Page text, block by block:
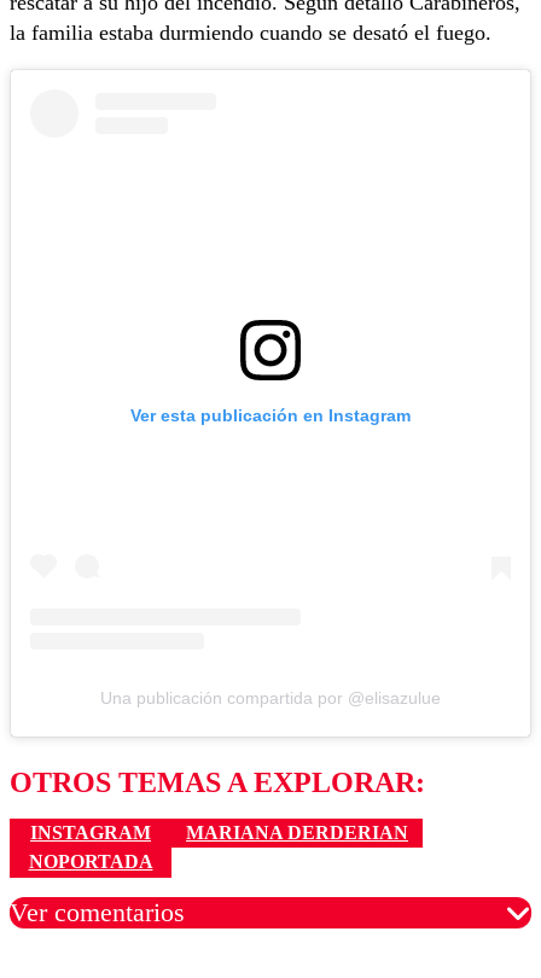
la familia estaba durmiendo cuando se desató el fuego.
Ver esta publicación en Instagram
Una publicación compartida por @elisazulue
OTROS TEMAS A EXPLORAR:
INSTAGRAM
MARIANA DERDERIAN
NOPORTADA
Ver comentarios